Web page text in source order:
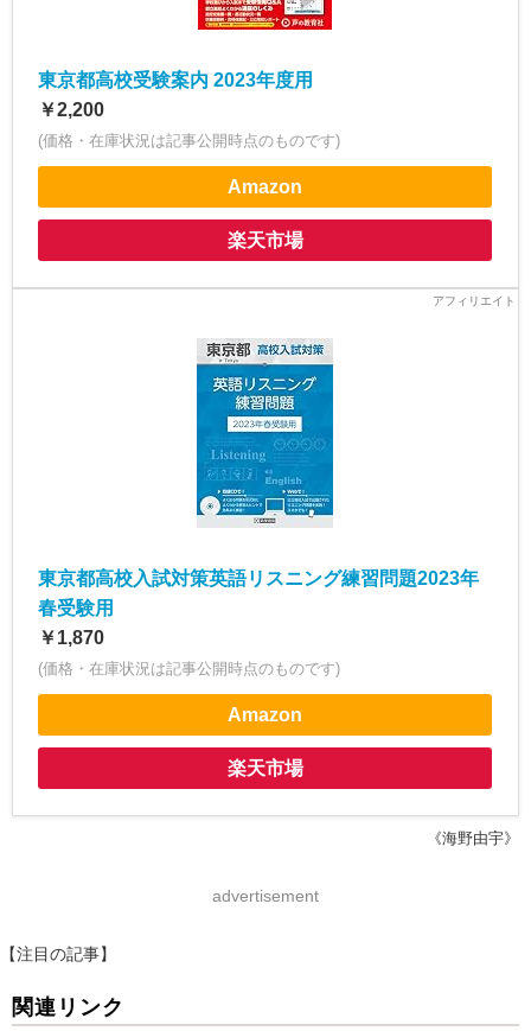
東京都高校受験案内 2023年度用
￥2,200
(価格・在庫状況は記事公開時点のものです)
Amazon
楽天市場
東京都高校入試対策英語リスニング練習問題2023年
春受験用
￥1,870
(価格・在庫状況は記事公開時点のものです)
Amazon
楽天市場
《海野由宇》
advertisement
【注目の記事】
関連リンク